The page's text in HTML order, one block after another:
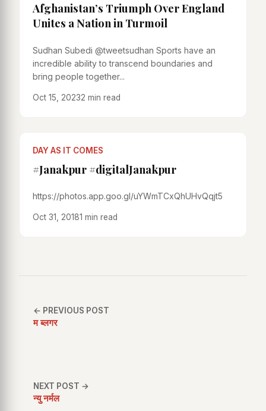
Afghanistan’s Triumph Over England
Unites a Nation in Turmoil
Sudhan Subedi @tweetsudhan Sports have an
incredible ability to transcend boundaries and
bring people together...
Oct 15, 20232 min read
DAY AS IT COMES
#Janakpur #digitalJanakpur
https://photos.app.goo.gl/uYWmTCxQhUHvQqjt5
Oct 31, 20181 min read
← PREVIOUS POST
म ब्लगर
NEXT POST →
न्यु नर्मल